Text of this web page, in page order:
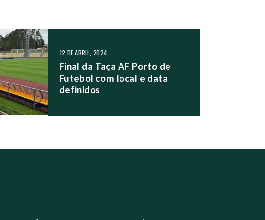
12 DE ABRIL, 2024
Final da Taça AF Porto de
Futebol com local e data
definidos